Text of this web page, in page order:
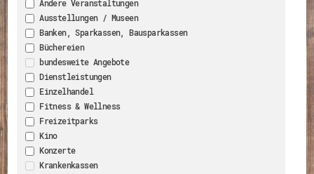
Wissenswertes rund um dein Ehrenamt
Zahlen, Daten, Fakten aus Hessen
Suche
Datenschutz
Andere Veranstaltungen
Ausstellungen / Museen
Banken, Sparkassen, Bausparkassen
Büchereien
bundesweite Angebote
Dienstleistungen
Einzelhandel
Fitness & Wellness
Freizeitparks
Kino
Konzerte
Krankenkassen